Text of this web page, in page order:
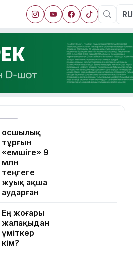
RU
Қосшылық
тұрғын
«емшіге» 9
млн
теңгеге
жуық ақша
аударған
Ең жоғары
жалақыдан
үміткер
кім?